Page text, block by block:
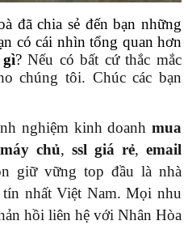
đã chia sẻ đến bạn những
có cái nhìn tổng quan hơn
?Nếu có bất cứ thắc mắc
chúng tôi. Chúc các bạn
nghiệm kinh doanhmua
chủ, ssl giá rẻ, email
giữ vững top đầu là nhà
nhất Việt Nam. Mọi nhu
hồi liên hệ với Nhân Hòa